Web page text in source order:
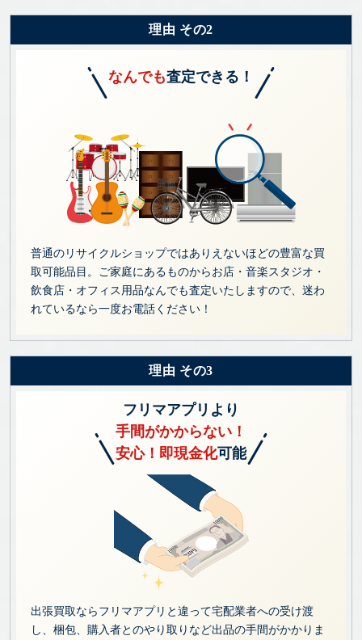
理由 その2
なんでも査定できる！
普通のリサイクルショップではありえないほどの豊富な買
取可能品目。ご家庭にあるものからお店・音楽スタジオ・
飲食店・オフィス用品なんでも査定いたしますので、迷わ
れているなら一度お電話ください！
理由 その3
フリマアプリより
手間がかからない！
安心！即現金化可能
出張買取ならフリマアプリと違って宅配業者への受け渡
し、梱包、購入者とのやり取りなど出品の手間がかかりま